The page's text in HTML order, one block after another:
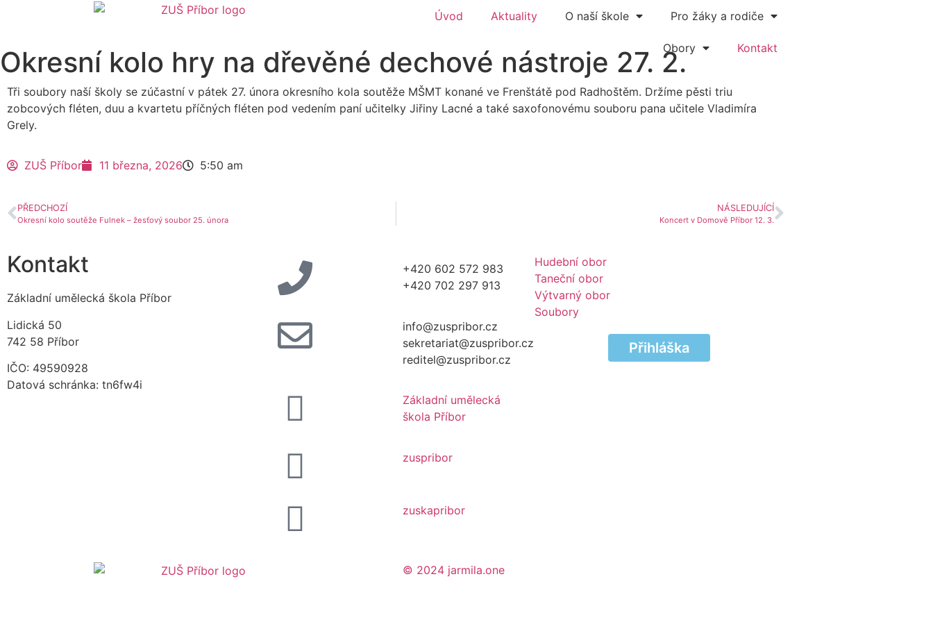
Úvod Aktuality O naší škole Pro žáky a rodiče
Obory Kontakt
Okresní kolo hry na dřevěné dechové nástroje 27. 2.
Tři soubory naší školy se zúčastní v pátek 27. února okresního kola soutěže MŠMT konané ve Frenštátě pod Radhoštěm. Držíme pěsti triu
zobcových fléten, duu a kvartetu příčných fléten pod vedením paní učitelky Jiřiny Lacné a také saxofonovému souboru pana učitele Vladimíra
Grely.
ZUŠ Příbor 11 března, 2026 5:50 am
PŘEDCHOZÍ
Okresní kolo soutěže Fulnek – žesťový soubor 25. února
NÁSLEDUJÍCÍ
Koncert v Domově Příbor 12. 3.
Kontakt
Základní umělecká škola Příbor
Lidická 50
742 58 Příbor
IČO: 49590928
Datová schránka: tn6fw4i
+420 602 572 983
+420 702 297 913
info@zuspribor.cz
sekretariat@zuspribor.cz
reditel@zuspribor.cz
Základní umělecká
škola Příbor
zuspribor
zuskapribor
Hudební obor
Taneční obor
Výtvarný obor
Soubory
Přihláška
© 2024 jarmila.one